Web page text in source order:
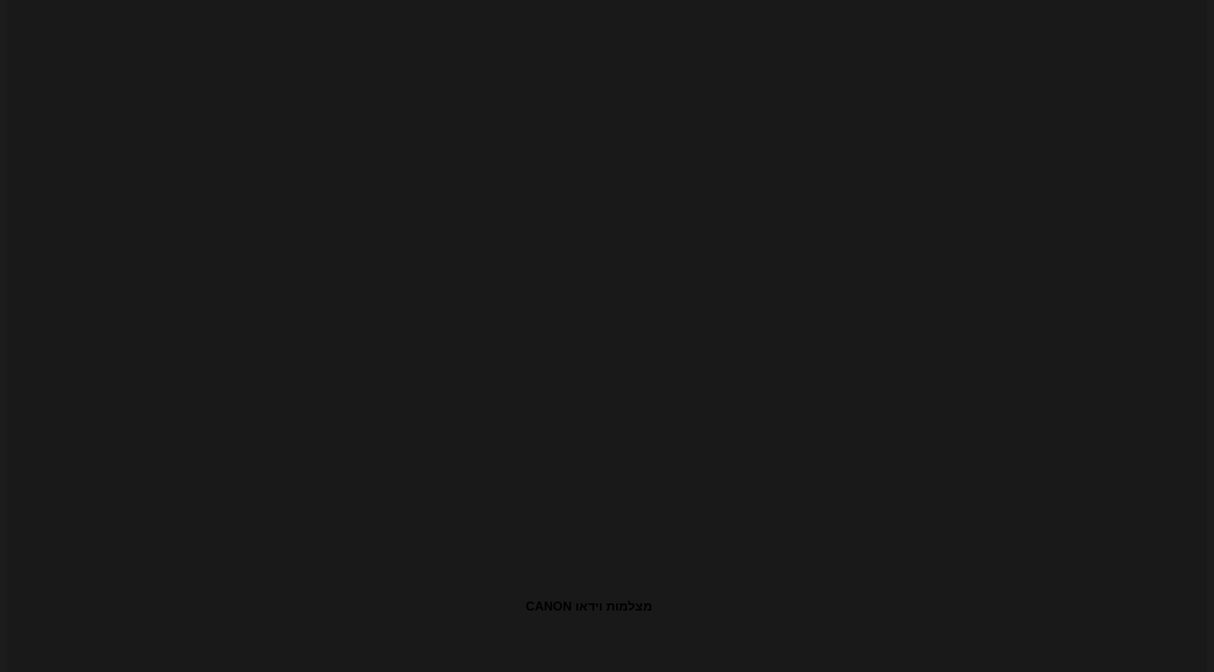
מצלמות וידאו CANON